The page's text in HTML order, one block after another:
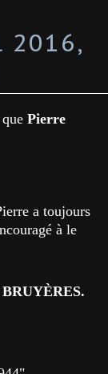
2016,
Pierre
a toujours
à le